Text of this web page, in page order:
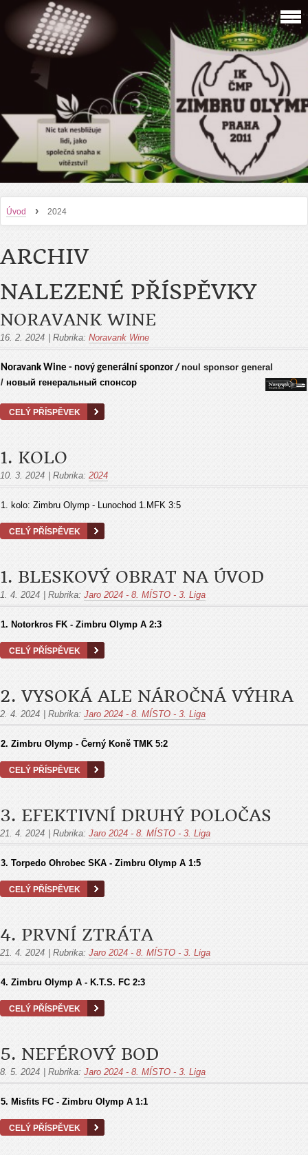
Úvod › 2024
ARCHIV
NALEZENÉ PŘÍSPĚVKY
NORAVANK WINE
16. 2. 2024 Rubrika: Noravank Wine
Noravank Wine - nový generální sponzor / noul sponsor general
/ новый генеральный спонсор
CELÝ PŘÍSPĚVEK
1. KOLO
10. 3. 2024 Rubrika: 2024
1. kolo: Zimbru Olymp - Lunochod 1.MFK 3:5
CELÝ PŘÍSPĚVEK
1. BLESKOVÝ OBRAT NA ÚVOD
1. 4. 2024 Rubrika: Jaro 2024 - 8. MÍSTO - 3. Liga
1. Notorkros FK - Zimbru Olymp A 2:3
CELÝ PŘÍSPĚVEK
2. VYSOKÁ ALE NÁROČNÁ VÝHRA
2. 4. 2024 Rubrika: Jaro 2024 - 8. MÍSTO - 3. Liga
2. Zimbru Olymp - Černý Koně TMK 5:2
CELÝ PŘÍSPĚVEK
3. EFEKTIVNÍ DRUHÝ POLOČAS
21. 4. 2024 Rubrika: Jaro 2024 - 8. MÍSTO - 3. Liga
3. Torpedo Ohrobec SKA - Zimbru Olymp A 1:5
CELÝ PŘÍSPĚVEK
4. PRVNÍ ZTRÁTA
21. 4. 2024 Rubrika: Jaro 2024 - 8. MÍSTO - 3. Liga
4. Zimbru Olymp A - K.T.S. FC 2:3
CELÝ PŘÍSPĚVEK
5. NEFÉROVÝ BOD
8. 5. 2024 Rubrika: Jaro 2024 - 8. MÍSTO - 3. Liga
5. Misfits FC - Zimbru Olymp A 1:1
CELÝ PŘÍSPĚVEK